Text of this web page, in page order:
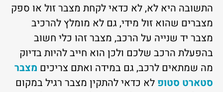
התשובה היא לא, לא כדאי לקחת מצבר זול או ספק
מצברים שהוא זול מידי, גם לא מומלץ להרכיב
מצבר יד שנייה על הרכב, מצבר זהו כלי חשוב
בהפעלת הרכב שלכם ולכן הוא חייב להיות בדיוק
מה שמתאים לרכב, גם במידה ואתם צריכים מצבר
סטארט סטופ לא כדאי להתקין מצבר רגיל במקום